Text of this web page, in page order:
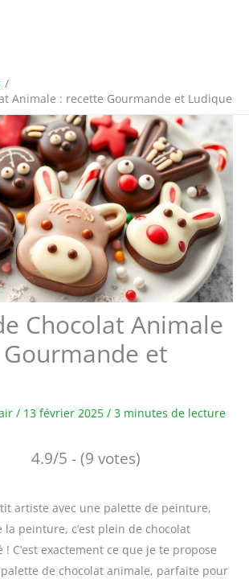
Animale : recette Gourmande et Ludique
Chocolat Animale
et
/ 13 février 2025 / 3 minutes de lecture
4.9/5 - (9 votes)
artiste avec une palette de peinture,
la peinture, c’est plein de chocolat
C’est exactement ce que je te propose
de chocolat animale, parfaite pour